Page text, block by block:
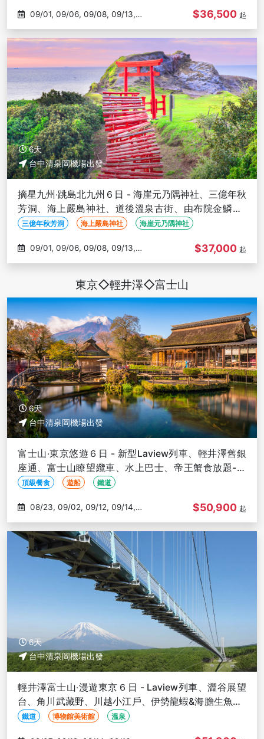
09/15
$36,500 起
6天
台中清泉岡機場出發
摘星九州‧跳島北九州６日 - 海崖元乃隅神社、三億年秋
芳洞、海上嚴島神社、道後溫泉古街、由布院金鱗湖-
台中出發
三億年秋芳洞 海上嚴島神社 海崖元乃隅神社
09/15
$37,000 起
東京◇輕井澤◇富士山
6天
台中清泉岡機場出發
富士山‧東京悠遊６日 - 新型Laview列車、輕井澤舊銀
座通、富士山瞭望纜車、水上巴士、帝王蟹食放題-台
中出發
頂級餐食 遊船 鐵道
09/28
$50,900 起
6天
台中清泉岡機場出發
輕井澤富士山‧漫遊東京６日 - Laview列車、澀谷展望
台、角川武藏野、川越小江戶、伊勢龍蝦&海膽生魚片-
台中出發
鐵道 博物館美術館 溫泉